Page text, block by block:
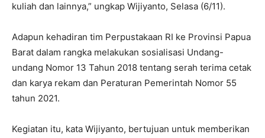
kuliah dan lainnya,” ungkap Wijiyanto, Selasa (6/11).
Adapun kehadiran tim Perpustakaan RI ke Provinsi Papua
Barat dalam rangka melakukan sosialisasi Undang-
undang Nomor 13 Tahun 2018 tentang serah terima cetak
dan karya rekam dan Peraturan Pemerintah Nomor 55
tahun 2021.
Kegiatan itu, kata Wijiyanto, bertujuan untuk memberikan